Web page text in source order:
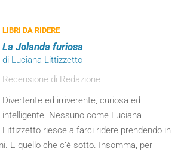
LIBRI DA RIDERE
La Jolanda furiosa
di Luciana Littizzetto
Recensione di Redazione
Divertente ed irriverente, curiosa ed
intelligente. Nessuno come Luciana
Littizzetto riesce a farci ridere prendendo in
E quello che c’è sotto. Insomma, per